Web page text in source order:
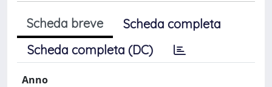
Scheda breve
Scheda completa
Scheda completa (DC)
Anno